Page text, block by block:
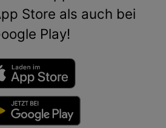
Store als auch bei
Play!